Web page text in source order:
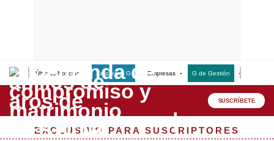
Últimas Noticias Empresas G Empresas G de Gestión
Lo último
Peru Quiosco SUSCRÍBETE
EXCLUSIVO PARA SUSCRIPTORES